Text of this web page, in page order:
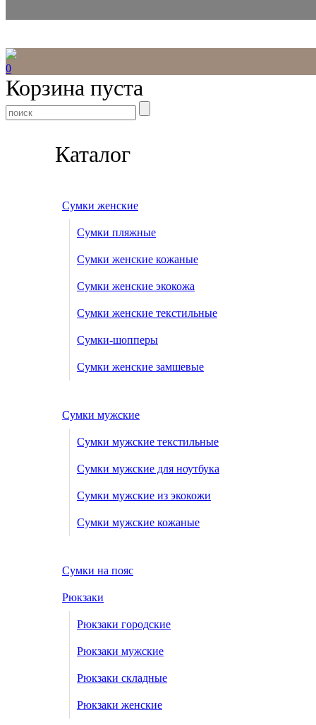
0
Корзина пуста
Каталог
Сумки женские
Сумки пляжные
Сумки женские кожаные
Сумки женские экокожа
Сумки женские текстильные
Сумки-шопперы
Сумки женские замшевые
Сумки мужские
Сумки мужские текстильные
Сумки мужские для ноутбука
Сумки мужские из экокожи
Сумки мужские кожаные
Сумки на пояс
Рюкзаки
Рюкзаки городские
Рюкзаки мужские
Рюкзаки складные
Рюкзаки женские